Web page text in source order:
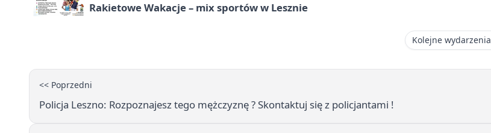
Rakietowe Wakacje – mix sportów w Lesznie
Kolejne wydarzenia
<< Poprzedni
Policja Leszno: Rozpoznajesz tego mężczyznę ? Skontaktuj się z policjantami !